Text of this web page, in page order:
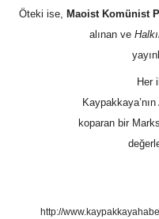
Öteki ise, Maoist Komünist
alınan ve
Her
Kaypakkaya’nın
koparan bir
http://